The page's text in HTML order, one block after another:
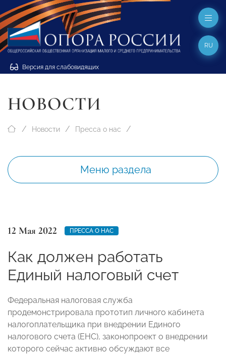
Версия для слабовидящих
RU
НОВОСТИ
Новости Пресса о нас
Меню раздела
12 Мая 2022 ПРЕССА О НАС
Как должен работать
Единый налоговый счет
Федеральная налоговая служба
продемонстрировала прототип личного кабинета
налогоплательщика при внедрении Единого
налогового счета (ЕНС), законопроект о внедрении
которого сейчас активно обсуждают все